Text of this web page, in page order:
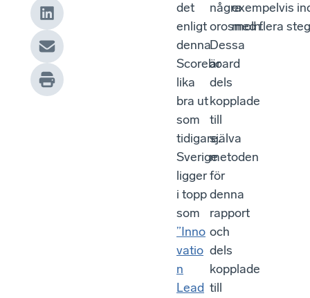
det
enligt
denna
Scoreboard
lika
bra ut
som
tidigare.
Sverige
ligger
i topp
som
”Inno
vatio
n
Lead
några
orosmoln.
Dessa
är
dels
kopplade
till
själva
metoden
för
denna
rapport
och
dels
kopplade
till
exempelvis
med flera